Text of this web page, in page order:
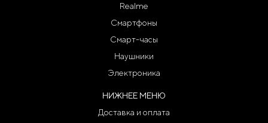
Realme
Смартфоны
Смарт-часы
Наушники
Электроника
НИЖНЕЕ МЕНЮ
Доставка и оплата